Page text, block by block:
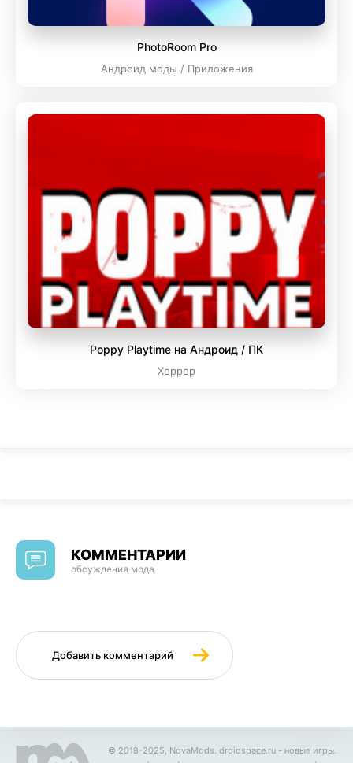
PhotoRoom Pro
Андроид моды / Приложения
Poppy Playtime на Андроид / ПК
Хоррор
КОММЕНТАРИИ
обсуждения мода
Добавить комментарий
© 2018-2025, NovaMods. droidspace.ru - новые игры.